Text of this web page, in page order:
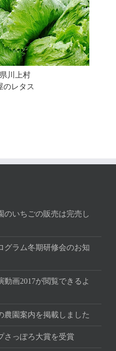
川上村
のレタス
のいちごの販売は完売し
グラム冬期研修会のお知
画2017が閲覧できるよ
農園案内を掲載しました
さっぽろ大賞を受賞